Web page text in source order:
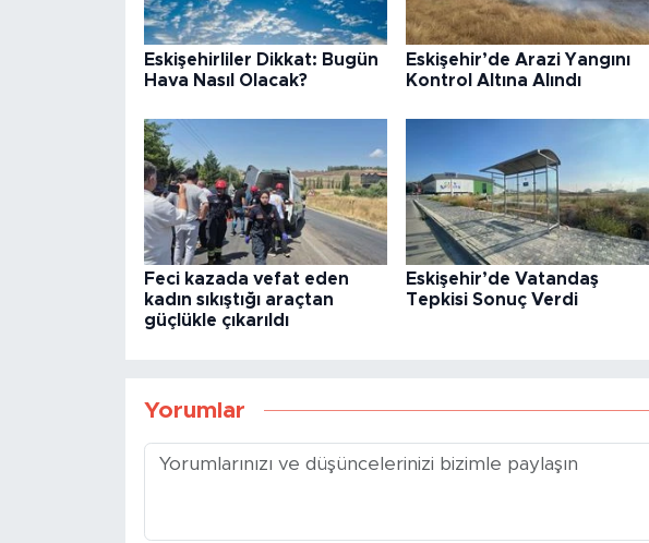
Eskişehirliler Dikkat: Bugün
Hava Nasıl Olacak?
Eskişehir’de Arazi Yangını
Kontrol Altına Alındı
Feci kazada vefat eden
kadın sıkıştığı araçtan
güçlükle çıkarıldı
Eskişehir’de Vatandaş
Tepkisi Sonuç Verdi
Yorumlar